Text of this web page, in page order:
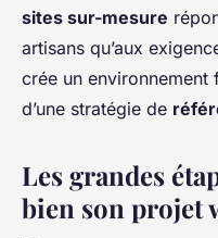
sites sur-mesure
artisans qu’aux
crée un
d’une stratégie de
Les grandes
bien son projet